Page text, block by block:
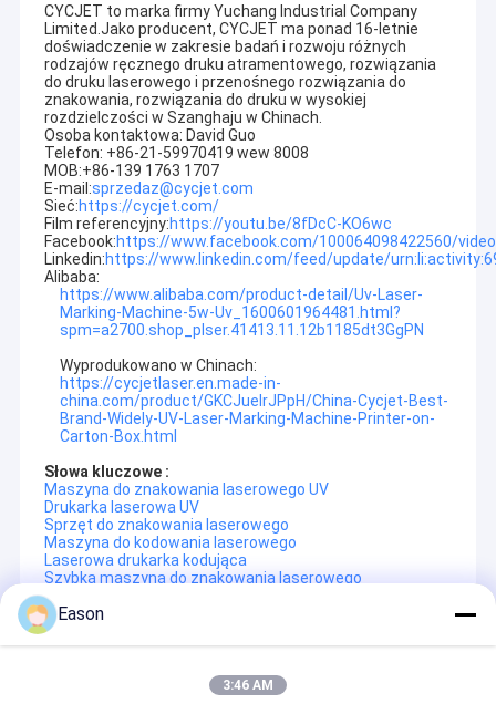
Dom
Produkty
O nas
Wycieczka po fabryce
Kontrola jakości
Skontaktuj się z nami
Poprosić o wycenę
Ręczna drukarka atramentowa
Przemysłowa drukarka atramentowa
Maszyna do znakowania laserowego
Maszyna do kodowania i znakowania
CYCJET to marka firmy Yuchang Industrial Company
Limited.Jako producent, CYCJET ma ponad 16-letnie
doświadczenie w zakresie badań i rozwoju różnych
rodzajów ręcznego druku atramentowego, rozwiązania
do druku laserowego i przenośnego rozwiązania do
znakowania, rozwiązania do druku w wysokiej
rozdzielczości w Szanghaju w Chinach.
Osoba kontaktowa: David Guo
Telefon: +86-21-59970419 wew 8008
MOB:+86-139 1763 1707
E-mail:sprzedaz@cycjet.com
Sieć:https://cycjet.com/
Film referencyjny:https://youtu.be/8fDcC-KO6wc
Facebook:https://www.facebook.com/100064098422560/
Linkedin:https://www.linkedin.com/feed/update/
Alibaba:
https://www.alibaba.com/product-detail/Uv-Laser-
Marking-Machine-5w-Uv_1600601964481.html?
spm=a2700.shop_plser.41413.11.12b1185dt3GgPN
Wyprodukowano w Chinach:
https://cycjetlaser.en.made-in-
china.com/product/GKCJuelrJPpH/China-Cycjet-Best-
Brand-Widely-UV-Laser-Marking-Machine-Printer-on-
Carton-Box.html
Słowa kluczowe :
Maszyna do znakowania laserowego UV
Drukarka laserowa UV
Sprzęt do znakowania laserowego
Maszyna do kodowania laserowego
Laserowa drukarka kodująca
Szybka maszyna do znakowania laserowego
Recommended Products
SZANGHAJ YUCHANG INDUSTRIAL CO., LTD
CYCJET--- Profesjonalna ręczna drukarka atramentowa i
producent przenośnych rozwiązań do znakowania z siedzibą w
Szanghaju w Chinach.
letnim doświadczeniem i duchem innowacji, aby zapewnić
jakość i niezawodność produktu oraz przyszły rozwój firmy.
Eason
3:46 AM